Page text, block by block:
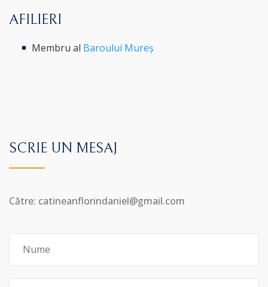
AFILIERI
Membru al Baroului Mureș
SCRIE UN MESAJ
Către: catineanflorindaniel@gmail.com